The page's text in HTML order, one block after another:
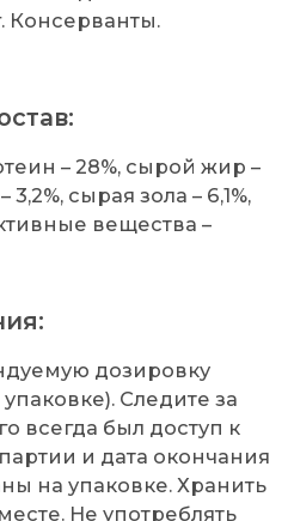
Консерванты.
– 28%, сырой жир –
3,2%, сырая зола – 6,1%,
вещества –
дозировку
Следите за
всегда был доступ к
и дата окончания
на упаковке. Хранить
Не употреблять